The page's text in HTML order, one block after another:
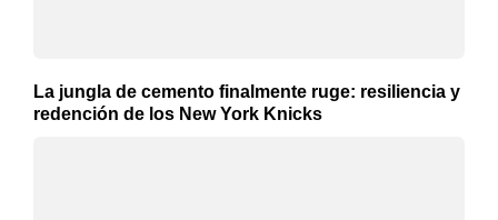
La jungla de cemento finalmente ruge: resiliencia y
redención de los New York Knicks